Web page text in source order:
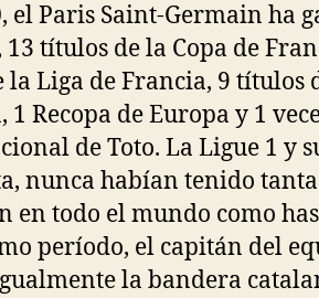
el Paris Saint-Germain ha
13 títulos de la Copa de
la Liga de Francia, 9 títulos
1 Recopa de Europa y 1
de Toto. La Ligue 1 y
nunca habían tenido
en todo el mundo como
período, el capitán del
la bandera